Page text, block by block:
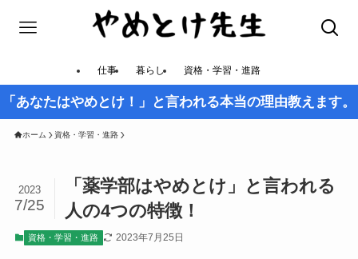
仕事 暮らし 資格・学習・進路
「あなたはやめとけ！」と言われる本当の理由教えます。
ホーム 資格・学習・進路
「薬学部はやめとけ」と言われる
人の4つの特徴！
2023
7/25
資格・学習・進路 2023年7月25日